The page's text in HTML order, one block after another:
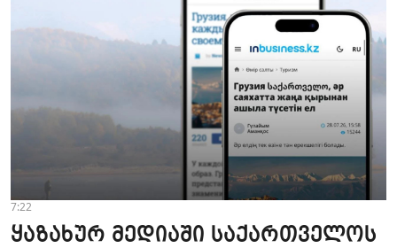
7:22
ყაზახურ მედიაში საქართველოს